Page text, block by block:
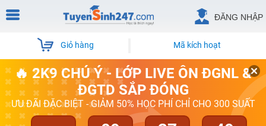
ĐĂNG NHẬP
Giỏ hàng Mã kích hoạt
🔥 2K9 CHÚ Ý - LỚP LIVE ÔN ĐGNL &
ĐGTD SẮP ĐÓNG
ƯU ĐÃI ĐẶC BIỆT - GIẢM 50% HỌC PHÍ CHỈ CHO 300 SUẤT